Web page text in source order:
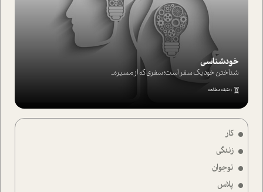
کار
زندگی
نوجوان
پلاس
خودشناسی
شناختن خود یک سفر است؛ سفری که از مسیره...
1 دقیقه مطالعه